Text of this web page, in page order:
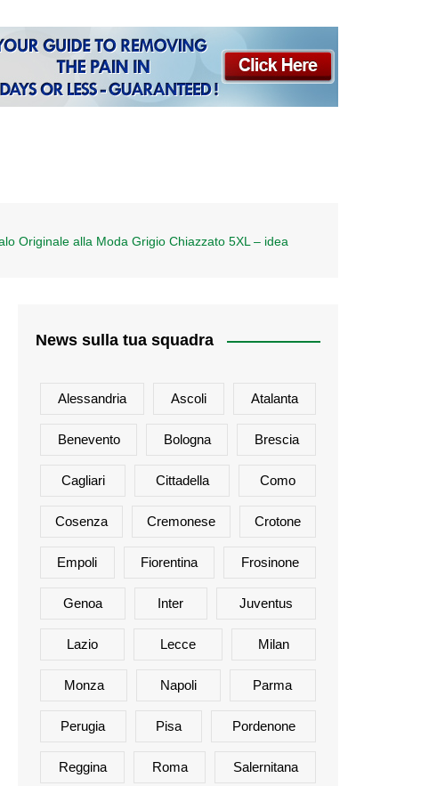
Originale alla Moda Grigio Chiazzato 5XL – idea
News sulla tua squadra
Alessandria Ascoli Atalanta
Benevento Bologna Brescia
Cagliari Cittadella Como
Cosenza Cremonese Crotone
Empoli Fiorentina Frosinone
Genoa Inter Juventus
Lazio Lecce Milan
Monza Napoli Parma
Perugia Pisa Pordenone
Reggina Roma Salernitana